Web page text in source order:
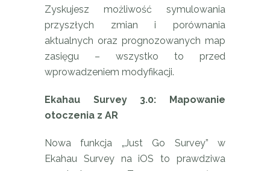
Zyskujesz możliwość symulowania
przyszłych zmian i porównania
aktualnych oraz prognozowanych map
zasięgu – wszystko to przed
wprowadzeniem modyfikacji.
Ekahau Survey 3.0: Mapowanie
otoczenia z AR
Nowa funkcja „Just Go Survey” w
Ekahau Survey na iOS to prawdziwa